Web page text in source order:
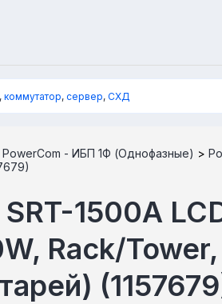
коммутатор, сервер, СХД
PowerCom - ИБП 1Ф (Однофазные) >
1500A
Rack/